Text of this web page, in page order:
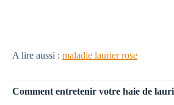
A lire aussi : maladie laurier rose
Comment entretenir votre haie de